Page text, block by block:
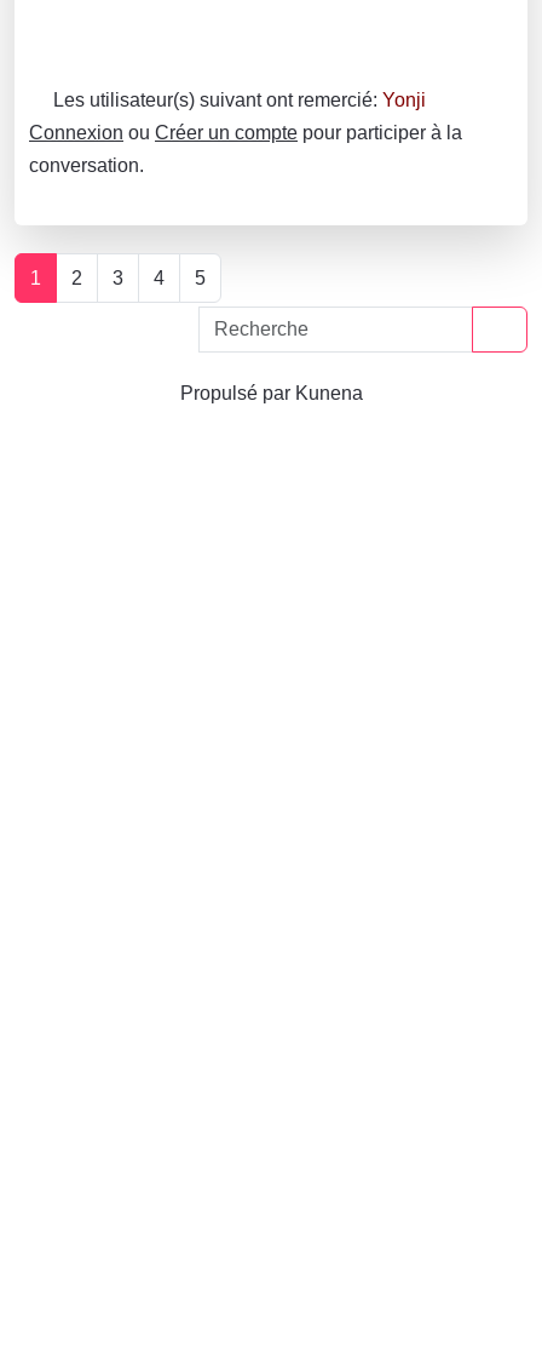
Les utilisateur(s) suivant ont remercié: Yonji
Connexion ou Créer un compte pour participer à la
conversation.
1 2 3 4 5
Propulsé par Kunena